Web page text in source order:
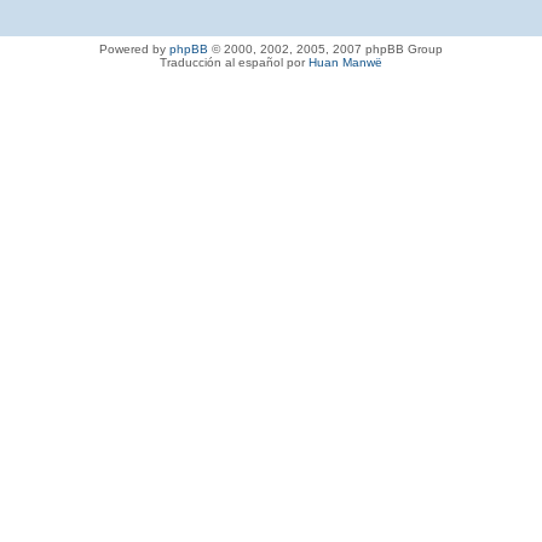
Powered by phpBB © 2000, 2002, 2005, 2007 phpBB Group
Traducción al español porHuan Manwë